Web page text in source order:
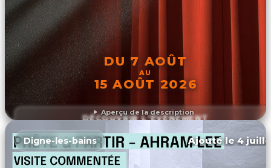
Aperçu de la description
DU 7 AOÛT
AU
15 AOÛT 2026
DÉCOUVRIR L'ÉVÉNEMENT
Digne-les-bains Ajouté le 4